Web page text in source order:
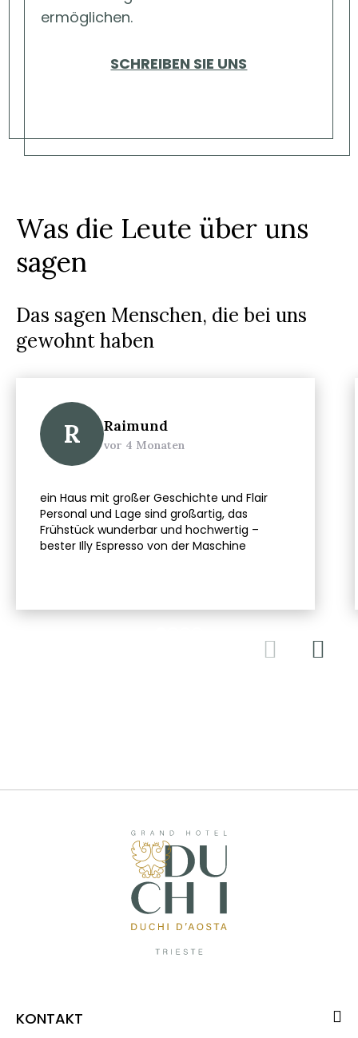
ermöglichen.
SCHREIBEN SIE UNS
Was die Leute über uns
sagen
Das sagen Menschen, die bei uns
gewohnt haben
R Raimund
vor 4 Monaten
ein Haus mit großer Geschichte und Flair
Personal und Lage sind großartig, das
Frühstück wunderbar und hochwertig –
bester Illy Espresso von der Maschine
KONTAKT